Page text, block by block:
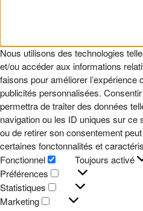
Nous utilisons des technologies
et/ou accéder aux informations
faisons pour améliorer l’expérience
publicités personnalisées.
permettra de traiter des données
navigation ou les ID uniques sur ce
ou de retirer son consentement
certaines fonctonnalités et
Fonctionnel
Fonctionnel
Toujours activé
Préférences
Préférences
Statistiques
Statistiques
Marketing